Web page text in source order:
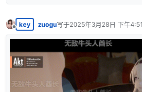
离线
key zuogu写于2025年3月28日 下午4:51
最后由 zuogu 编辑2025年3